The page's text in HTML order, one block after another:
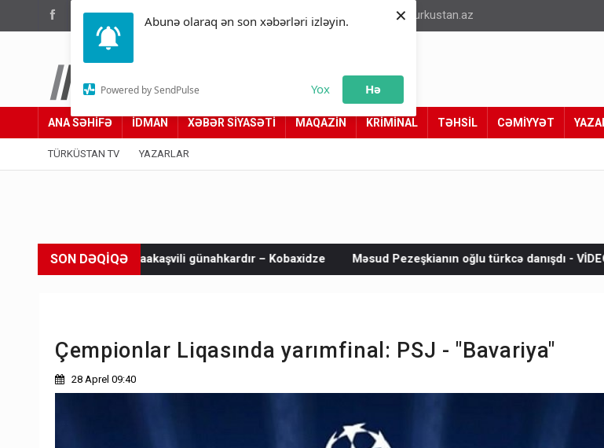
Abunə olaraq ən son xəbərləri izləyin.
Powered by SendPulse Yox Hə
×
(012) 449 94 05 info@turkustan.az
Türküstan.az
Adımız yolumuzdur
ANA SƏHİFƏ İDMAN XƏBƏR SİYASƏTİ MAQAZİN KRİMİNAL TƏHSİL CƏMİYYƏT
TÜRKÜSTAN TV YAZARLAR
SON DƏQİQƏ
Saakaşvili günahkardır – Kobaxidze Məsud Pezeşkianın oğlu türkcə danışdı - VİDEO Çarukyanın
Çempionlar Liqasında yarımfinal: PSJ - "Bavariya"
28 Aprel 09:40